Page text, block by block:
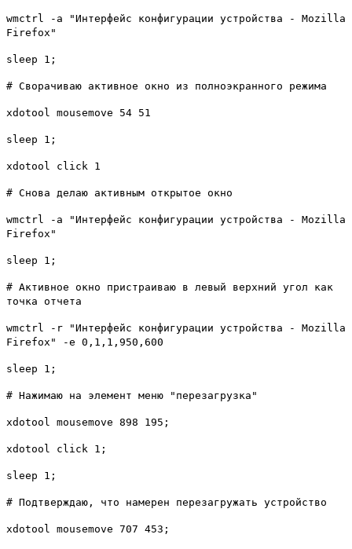
wmctrl -a "Интерфейс конфигурации устройства - Mozilla
Firefox"
sleep 1;
# Сворачиваю активное окно из полноэкранного режима
xdotool mousemove 54 51
sleep 1;
xdotool click 1
# Снова делаю активным открытое окно
wmctrl -a "Интерфейс конфигурации устройства - Mozilla
Firefox"
sleep 1;
# Активное окно пристраиваю в левый верхний угол как
точка отчета
wmctrl -r "Интерфейс конфигурации устройства - Mozilla
Firefox" -e 0,1,1,950,600
sleep 1;
# Нажимаю на элемент меню "перезагрузка"
xdotool mousemove 898 195;
xdotool click 1;
sleep 1;
# Подтверждаю, что намерен перезагружать устройство
xdotool mousemove 707 453;